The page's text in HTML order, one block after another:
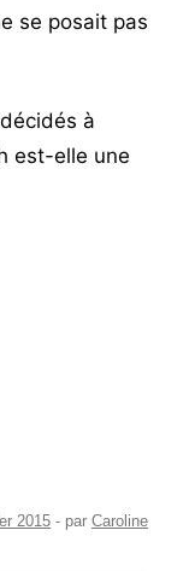
se posait pas
à
est-elle une
2015 - par Caroline